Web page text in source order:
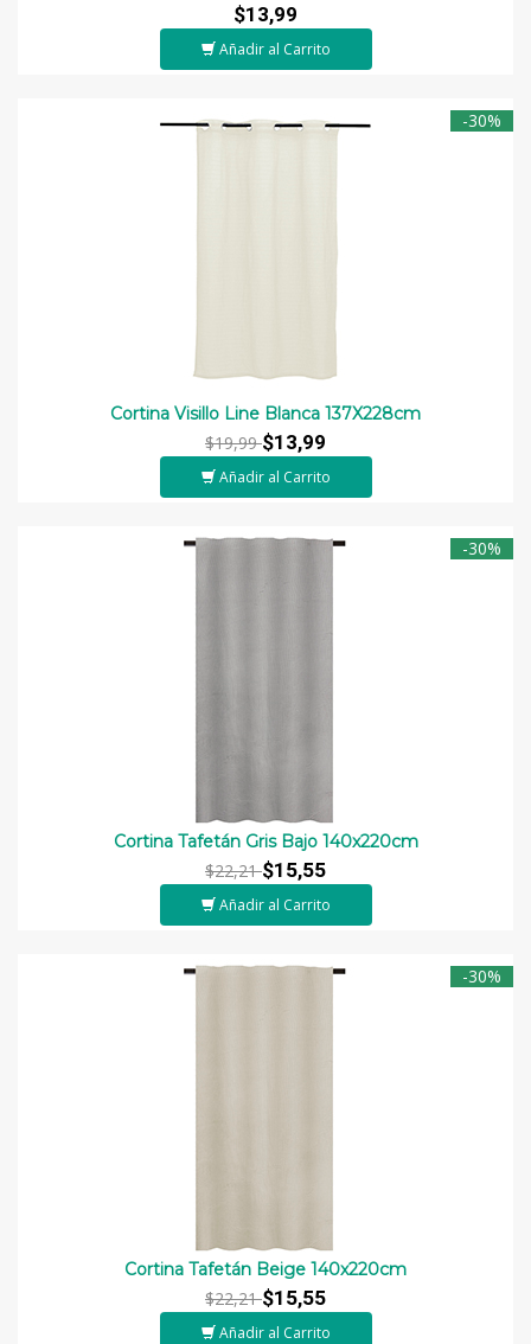
$13,99
Añadir al Carrito
-30%
Cortina Visillo Line Blanca 137X228cm
$19,99$13,99
Añadir al Carrito
-30%
Cortina Tafetán Gris Bajo 140x220cm
$22,21$15,55
Añadir al Carrito
-30%
Cortina Tafetán Beige 140x220cm
$22,21$15,55
Añadir al Carrito